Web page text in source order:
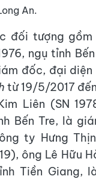
An.
đối tượng gồm
ngụ tỉnh
đốc, đại
từ 19/5/2017
Liên (SN
Bến Tre, là
ty Hưng
ông Lê Hữu
Tiền Giang,